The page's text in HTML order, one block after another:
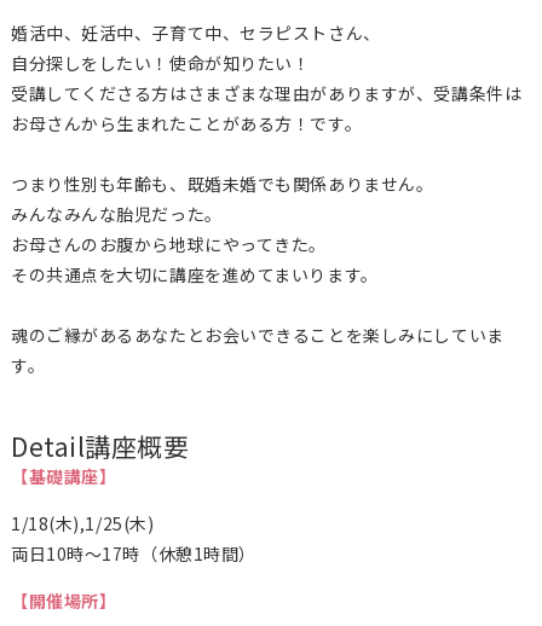
婚活中、妊活中、子育て中、セラピストさん、
自分探しをしたい！使命が知りたい！
受講してくださる方はさまざまな理由がありますが、受講条件は
お母さんから生まれたことがある方！です。
つまり性別も年齢も、既婚未婚でも関係ありません。
みんなみんな胎児だった。
お母さんのお腹から地球にやってきた。
その共通点を大切に講座を進めてまいります。
魂のご縁があるあなたとお会いできることを楽しみにしていま
す。
Detail講座概要
【基礎講座】
1/18(木),1/25(木)
両日10時〜17時（休憩1時間）
【開催場所】